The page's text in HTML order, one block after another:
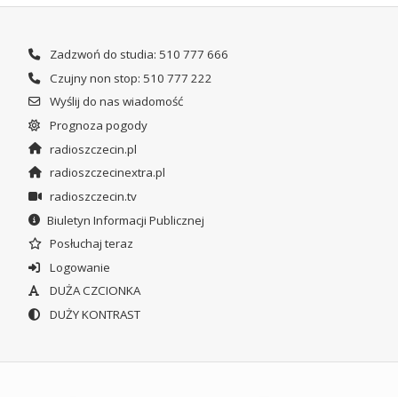
Zadzwoń do studia: 510 777 666
Czujny non stop: 510 777 222
Wyślij do nas wiadomość
Prognoza pogody
radioszczecin.pl
radioszczecinextra.pl
radioszczecin.tv
Biuletyn Informacji Publicznej
Posłuchaj teraz
Logowanie
DUŻA CZCIONKA
DUŻY KONTRAST